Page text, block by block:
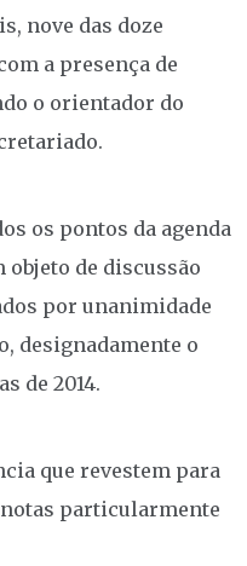
nove das doze
a presença de
o orientador do
os pontos da agenda
de discussão
por unanimidade
designadamente o
de 2014.
que revestem para
particularmente